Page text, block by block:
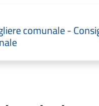
comunale -